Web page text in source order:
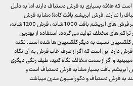
که علاقه بسیاری به فرش دستباف دارند اما به دلیل
را ندارند. فرش ابریشم بافت کاملا مشابه فرش
دستبافت، بافته شده است. درحال حاضر فرش های ابریشم بافت 1000 شانه ، فرش 1200 شانه،
و فرش 1250 شانه در تراکم های مختلف تولید می گردد. استفاده از بهترین
نسبت به دیگر کلکسیون ها شده است. نکته
فرش دارد این است که اگر از طرف خاب فرش به آن نگاه
و اگر از سمت مخالف نگاه کنید، طیف رنگی دیگری
ابریشم بافت بسیار مشابه فرش دستباف است و
به فرش دستباف و دکوراسیون مدرن میباشد.